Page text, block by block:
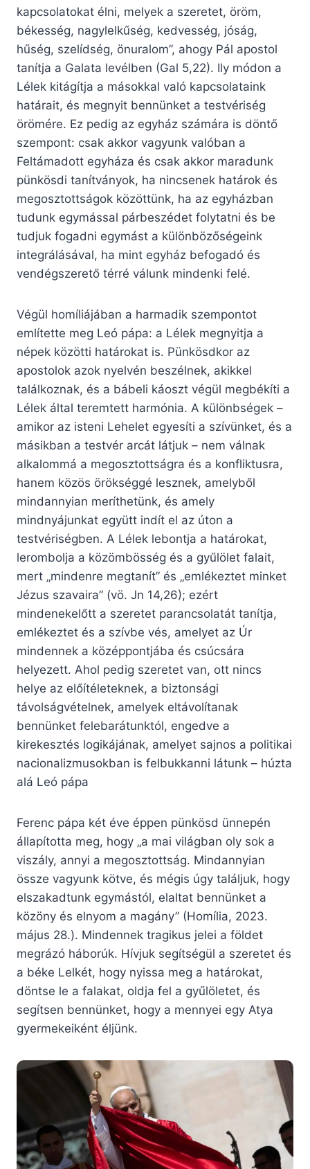
kapcsolatokat élni, melyek a szeretet, öröm,
békesség, nagylelkűség, kedvesség, jóság,
hűség, szelídség, önuralom”, ahogy Pál apostol
tanítja a Galata levélben (Gal 5,22). Ily módon a
Lélek kitágítja a másokkal való kapcsolataink
határait, és megnyit bennünket a testvériség
örömére. Ez pedig az egyház számára is döntő
szempont: csak akkor vagyunk valóban a
Feltámadott egyháza és csak akkor maradunk
pünkösdi tanítványok, ha nincsenek határok és
megosztottságok közöttünk, ha az egyházban
tudunk egymással párbeszédet folytatni és be
tudjuk fogadni egymást a különbözőségeink
integrálásával, ha mint egyház befogadó és
vendégszerető térré válunk mindenki felé.
Végül homíliájában a harmadik szempontot
említette meg Leó pápa: a Lélek megnyitja a
népek közötti határokat is. Pünkösdkor az
apostolok azok nyelvén beszélnek, akikkel
találkoznak, és a bábeli káoszt végül megbékíti a
Lélek által teremtett harmónia. A különbségek –
amikor az isteni Lehelet egyesíti a szívünket, és a
másikban a testvér arcát látjuk – nem válnak
alkalommá a megosztottságra és a konfliktusra,
hanem közös örökséggé lesznek, amelyből
mindannyian meríthetünk, és amely
mindnyájunkat együtt indít el az úton a
testvériségben. A Lélek lebontja a határokat,
lerombolja a közömbösség és a gyűlölet falait,
mert „mindenre megtanít” és „emlékeztet minket
Jézus szavaira” (vö. Jn 14,26); ezért
mindenekelőtt a szeretet parancsolatát tanítja,
emlékeztet és a szívbe vés, amelyet az Úr
mindennek a középpontjába és csúcsára
helyezett. Ahol pedig szeretet van, ott nincs
helye az előítéleteknek, a biztonsági
távolságvételnek, amelyek eltávolítanak
bennünket felebarátunktól, engedve a
kirekesztés logikájának, amelyet sajnos a politikai
nacionalizmusokban is felbukkanni látunk – húzta
alá Leó pápa
Ferenc pápa két éve éppen pünkösd ünnepén
állapította meg, hogy „a mai világban oly sok a
viszály, annyi a megosztottság. Mindannyian
össze vagyunk kötve, és mégis úgy találjuk, hogy
elszakadtunk egymástól, elaltat bennünket a
közöny és elnyom a magány” (Homília, 2023.
május 28.). Mindennek tragikus jelei a földet
megrázó háborúk. Hívjuk segítségül a szeretet és
a béke Lelkét, hogy nyissa meg a határokat,
döntse le a falakat, oldja fel a gyűlöletet, és
segítsen bennünket, hogy a mennyei egy Atya
gyermekeiként éljünk.